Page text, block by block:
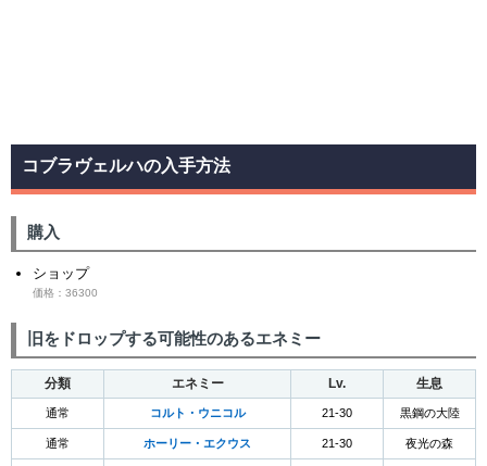
コブラヴェルハの入手方法
購入
ショップ
価格：36300
旧をドロップする可能性のあるエネミー
分類 エネミー Lv. 生息
通常 コルト・ウニコル 21-30 黒鋼の大陸
通常 ホーリー・エクウス 21-30 夜光の森